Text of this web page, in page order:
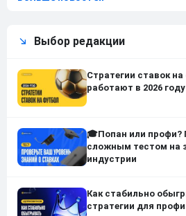
Выбор редакции
Стратегии ставок
работают в 2026 году
🎓Попан или профи?
сложным тестом на
индустрии
Как стабильно
стратегии для профи